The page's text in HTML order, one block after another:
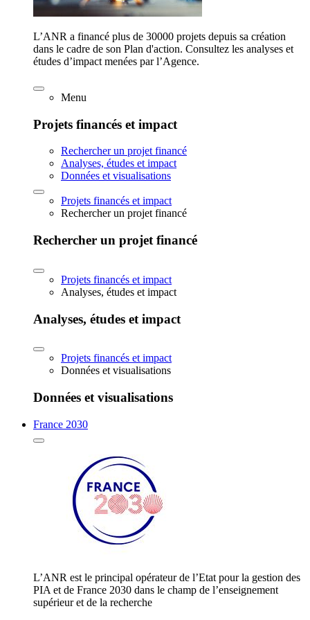
L’ANR a financé plus de 30000 projets depuis sa création
dans le cadre de son Plan d'action. Consultez les analyses et
études d’impact menées par l’Agence.
Menu
Projets financés et impact
Rechercher un projet financé
Analyses, études et impact
Données et visualisations
Projets financés et impact
Rechercher un projet financé
Rechercher un projet financé
Projets financés et impact
Analyses, études et impact
Analyses, études et impact
Projets financés et impact
Données et visualisations
Données et visualisations
France 2030
L’ANR est le principal opérateur de l’Etat pour la gestion des
PIA et de France 2030 dans le champ de l’enseignement
supérieur et de la recherche